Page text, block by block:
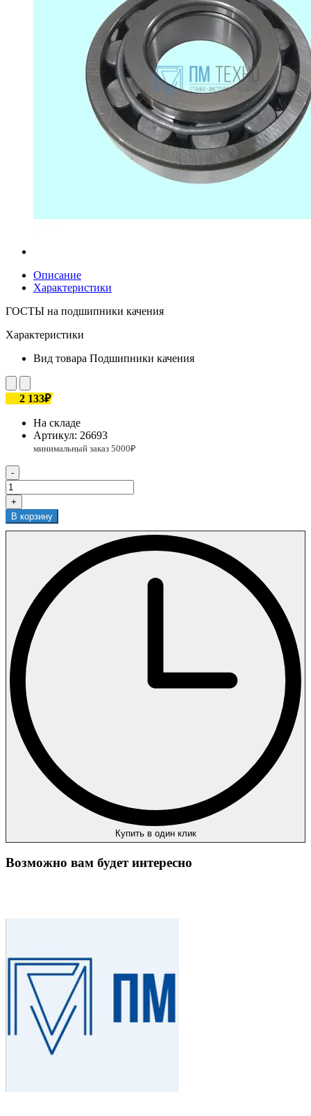
Описание
Характеристики
ГОСТЫ на подшипники качения
Характеристики
Вид товара Подшипники качения
2 133₽
На складе
Артикул: 26693
-
+
В корзину
Купить в один клик
Возможно вам будет интересно